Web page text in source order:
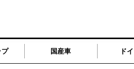
プ 国産車 ド